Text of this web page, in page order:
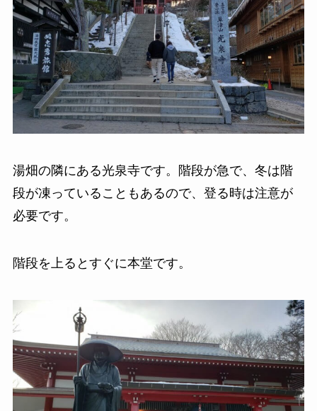
湯畑の隣にある光泉寺です。階段が急で、冬は階
段が凍っていることもあるので、登る時は注意が
必要です。
階段を上るとすぐに本堂です。